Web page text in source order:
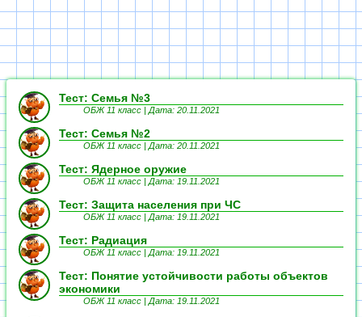
Тест: Семья №3
ОБЖ 11 класс | Дата: 20.11.2021
Тест: Семья №2
ОБЖ 11 класс | Дата: 20.11.2021
Тест: Ядерное оружие
ОБЖ 11 класс | Дата: 19.11.2021
Тест: Защита населения при ЧС
ОБЖ 11 класс | Дата: 19.11.2021
Тест: Радиация
ОБЖ 11 класс | Дата: 19.11.2021
Тест: Понятие устойчивости работы объектов
экономики
ОБЖ 11 класс | Дата: 19.11.2021